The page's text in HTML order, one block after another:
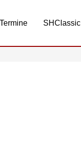
Termine SHClassic